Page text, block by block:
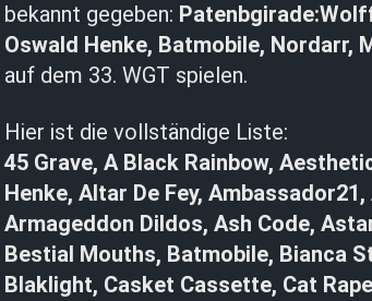
bekannt gegeben:
Oswald Henke, Batmobile, Nordarr,
auf dem 33. WGT spielen.
Hier ist die vollständige Liste:
45 Grave, A Black Rainbow,
Henke, Altar De Fey,
Armageddon Dildos, Ash Code,
Bestial Mouths, Batmobile, Bianca
Blaklight, Casket Cassette, Cat